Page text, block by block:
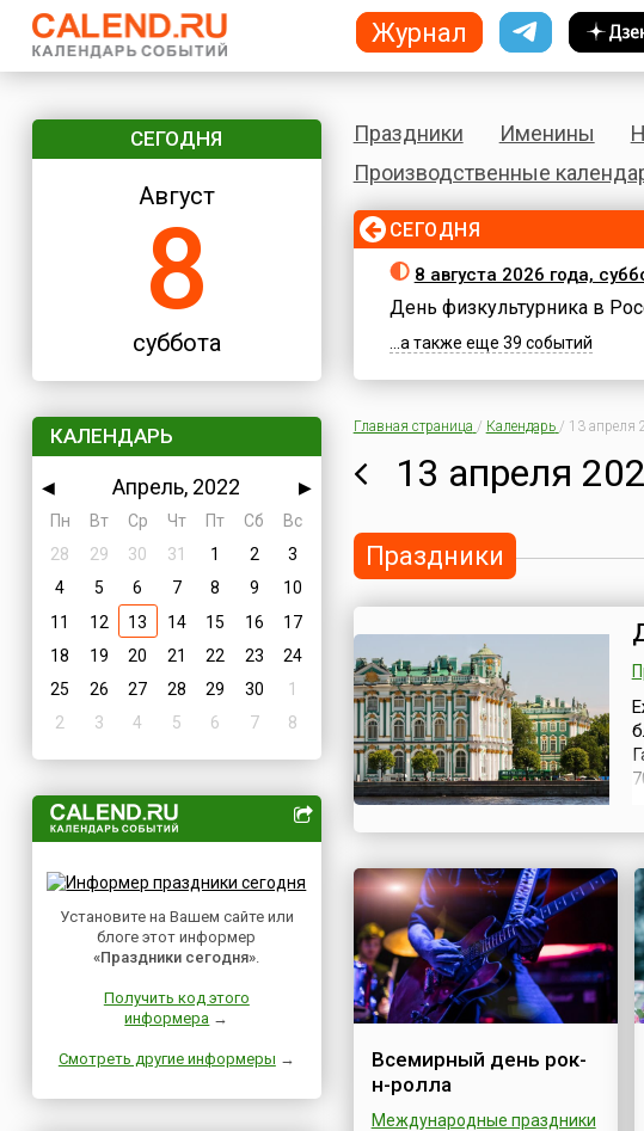
СЕГОДНЯ
Август
8
суббота
КАЛЕНДАРЬ
◀ Апрель, 2022
▶
Пн
Вт Ср Чт Пт Сб
Вс
28
29 30 31 1 2
3
4
5 6 7 8 9
10
11
12 13 14 15 16
17
18
19 20 21 22 23
24
25
26 27 28 29 30
1
2
3 4 5 6 7 8
Установите на Вашем сайте или
блоге этот информер
«Праздники сегодня».
Получить код этого
информера →
Смотреть другие информеры →
Праздники Именины
Производственные
СЕГОДНЯ
8 августа 2026 года,
День физкультурника в
...а также еще 39 событий
Главная страница / Календарь / 13 апреля
13 апреля
Праздники
Всемирный день рок-
н-ролла
Международные праздники
Журнал